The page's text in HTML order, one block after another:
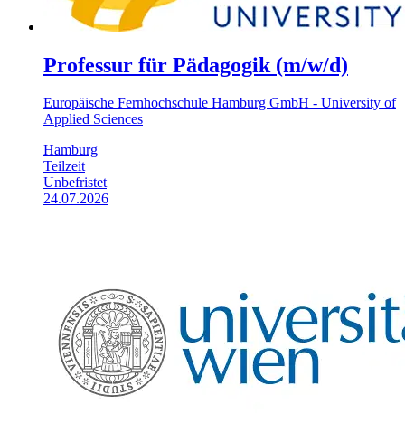
Professur für Pädagogik (m/w/d)
Europäische Fernhochschule Hamburg GmbH - University of
Applied Sciences
Hamburg
Teilzeit
Unbefristet
24.07.2026